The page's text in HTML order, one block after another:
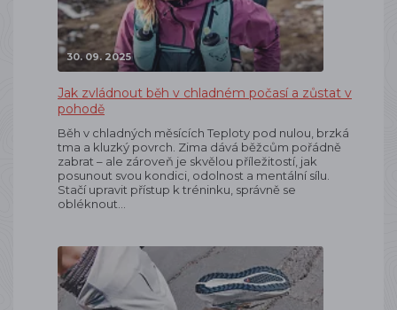
30. 09. 2025
Jak zvládnout běh v chladném počasí a zůstat v
pohodě
Běh v chladných měsících Teploty pod nulou, brzká
tma a kluzký povrch. Zima dává běžcům pořádně
zabrat – ale zároveň je skvělou příležitostí, jak
posunout svou kondici, odolnost a mentální sílu.
Stačí upravit přístup k tréninku, správně se
obléknout…